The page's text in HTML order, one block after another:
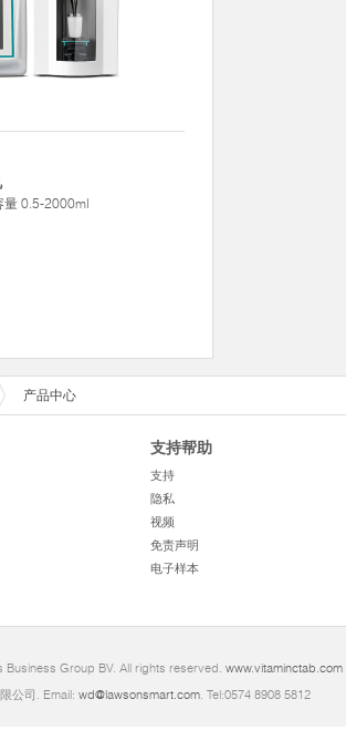
量 0.5-2000ml
产品中心
支持帮助
支持
隐私
视频
免责声明
电子样本
Business Group BV. All rights reserved. www.vitaminctab.com
公司. Email: wd@lawsonsmart.com. Tel:0574 8908 5812